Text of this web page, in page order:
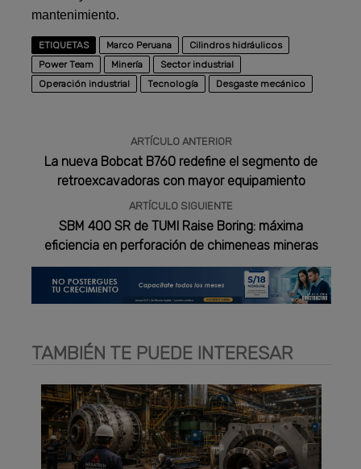
mantenimiento.
ETIQUETAS Marco Peruana
Cilindros hidráulicos
Power Team
Minería
Sector industrial
Operación industrial
Tecnología Desgaste mecánico
ARTÍCULO ANTERIOR
La nueva Bobcat B760 redefine el segmento de
retroexcavadoras con mayor equipamiento
ARTÍCULO SIGUIENTE
SBM 400 SR de TUMI Raise Boring: máxima
eficiencia en perforación de chimeneas mineras
TAMBIÉN TE PUEDE INTERESAR